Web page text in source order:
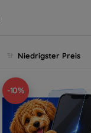
Niedrigster Preis
-10%